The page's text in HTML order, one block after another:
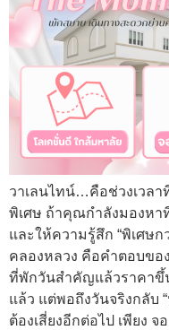
วาเลนไทน์…คือช่วงเวล
พิเศษ ถ้าคุณกำลังมองหา
และให้ความรู้สึก “พิเศษก
คลองหลวง คือคำตอบขอ
ที่พักวันสำคัญแล้วราคาขึ้
แล้ว แต่พอถึงวันจริงกลับ “
ต้องเสี่ยงอีกต่อไป เพียง จ